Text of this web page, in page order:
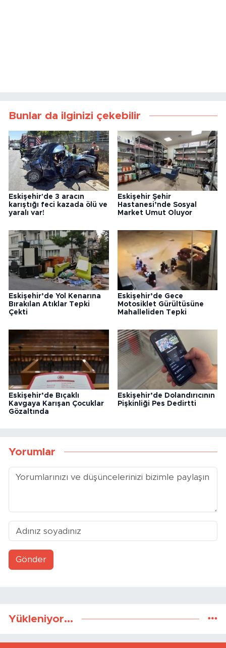
Bunlar da ilginizi çekebilir
Eskişehir'de 3 aracın
karıştığı feci kazada ölü ve
yaralı var!
Eskişehir Şehir
Hastanesi’nde Sosyal
Market Umut Oluyor
Eskişehir’de Yol Kenarına
Bırakılan Atıklar Tepki
Çekti
Eskişehir’de Gece
Motosiklet Gürültüsüne
Mahalleliden Tepki
Eskişehir’de Bıçaklı
Kavgaya Karışan Çocuklar
Gözaltında
Eskişehir’de Dolandırıcının
Pişkinliği Pes Dedirtti
Yorumlar
Gönder
Yükleniyor...